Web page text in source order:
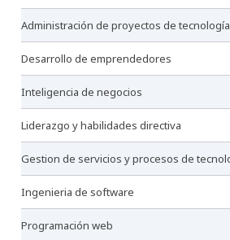
administración de proyectos de
desarrollo de emprendedores
inteligencia de negocios
liderazgo y habilidades directiva
gestion de servicios y procesos de
ingenieria de software
programación web